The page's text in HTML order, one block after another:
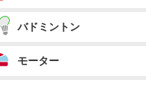
バドミントン
モーター